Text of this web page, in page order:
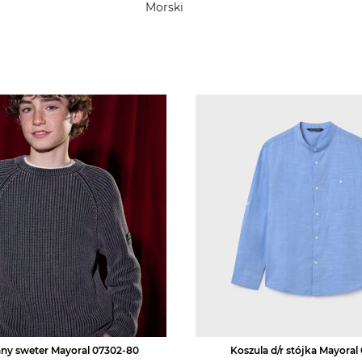
Morski
sweter Mayoral 07302-80 Koszula d/r stójka Mayoral